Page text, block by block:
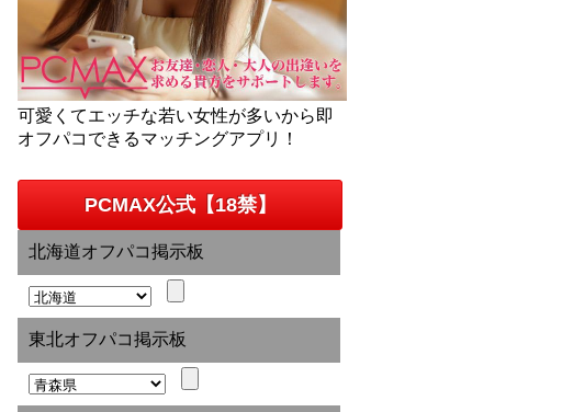
可愛くてエッチな若い女性が多いから即
オフパコできるマッチングアプリ！
PCMAX公式【18禁】
北海道オフパコ掲示板
東北オフパコ掲示板